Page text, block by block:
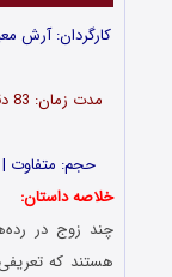
کارگردان: آرش
حجم: متفاوت
خلاصه داستان:
هستند که